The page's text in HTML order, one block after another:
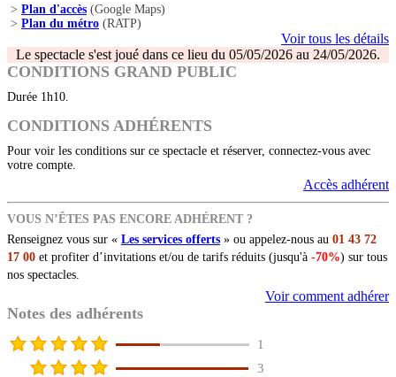
> Plan d'accès (Google Maps)
> Plan du métro (RATP)
Voir tous les détails
Le spectacle s'est joué dans ce lieu du 05/05/2026 au 24/05/2026.
CONDITIONS GRAND PUBLIC
Durée 1h10.
CONDITIONS ADHÉRENTS
Pour voir les conditions sur ce spectacle et réserver, connectez-vous avec
votre compte.
Accès adhérent
VOUS N’ÊTES PAS ENCORE ADHÉRENT ?
Renseignez vous sur « Les services offerts » ou appelez-nous au 01 43 72
17 00 et profiter d’invitations et/ou de tarifs réduits (jusqu'à -70%) sur tous
nos spectacles.
Voir comment adhérer
Notes des adhérents
1
3